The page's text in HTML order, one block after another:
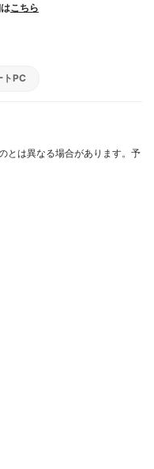
こちら
トPC
とは異なる場合があります。予